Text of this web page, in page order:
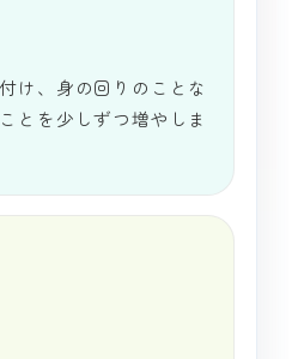
け、身の回りのことな
とを少しずつ増やしま